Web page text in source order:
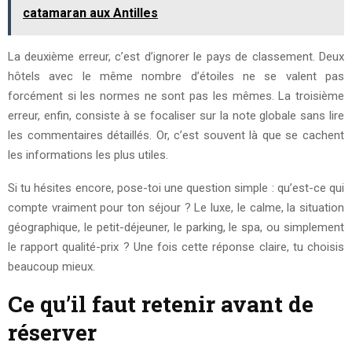
catamaran aux Antilles
La deuxième erreur, c’est d’ignorer le pays de classement. Deux
hôtels avec le même nombre d’étoiles ne se valent pas
forcément si les normes ne sont pas les mêmes. La troisième
erreur, enfin, consiste à se focaliser sur la note globale sans lire
les commentaires détaillés. Or, c’est souvent là que se cachent
les informations les plus utiles.
Si tu hésites encore, pose-toi une question simple : qu’est-ce qui
compte vraiment pour ton séjour ? Le luxe, le calme, la situation
géographique, le petit-déjeuner, le parking, le spa, ou simplement
le rapport qualité-prix ? Une fois cette réponse claire, tu choisis
beaucoup mieux.
Ce qu’il faut retenir avant de
réserver